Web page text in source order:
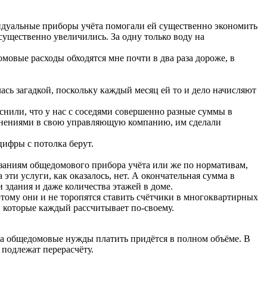
приборы учёта помогали ей существенно экономить
увеличились. За одну только воду на
расходы обходятся мне почти в два раза дороже, в
загадкой, поскольку каждый месяц ей то и дело начисляют
что у нас с соседями совершенно разные суммы в
в свою управляющую компанию, им сделали
с потолка берут.
общедомового прибора учёта или же по нормативам,
услуги, как оказалось, нет. А окончательная сумма в
и даже количества этажей в доме.
они и не торопятся ставить счётчики в многоквартирных
каждый рассчитывает по-своему.
общедомовые нужды платить придётся в полном объёме. В
перерасчёту.